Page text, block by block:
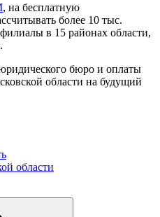
, на бесплатную
более 10 тыс.
в 15 районах области,
бюро и оплаты
области на будущий
области